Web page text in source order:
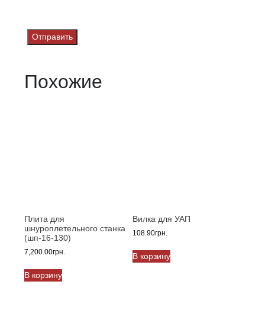
Похожие
Плита для
шнуроплетельного станка
(шп-16-130)
7,200.00грн.
В корзину
Вилка для УАП
108.90грн.
В корзину